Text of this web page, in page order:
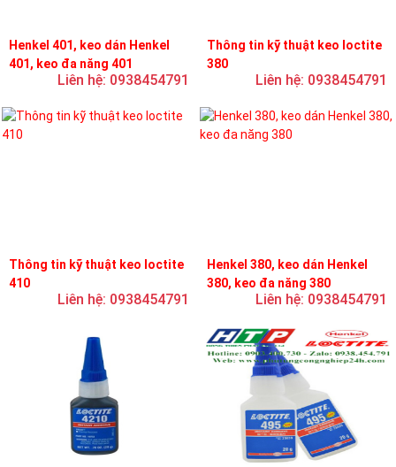
Henkel 401, keo dán Henkel
401, keo đa năng 401
Liên hệ: 0938454791
Thông tin kỹ thuật keo loctite
380
Liên hệ: 0938454791
Thông tin kỹ thuật keo loctite
410
Liên hệ: 0938454791
Henkel 380, keo dán Henkel
380, keo đa năng 380
Liên hệ: 0938454791